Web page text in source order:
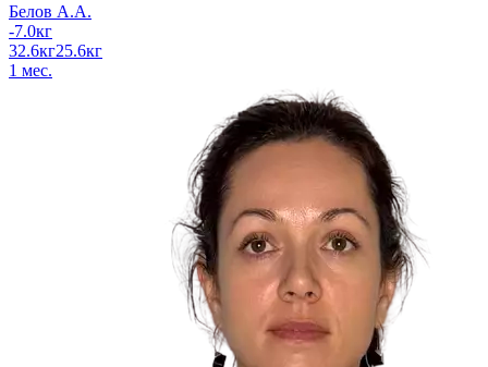
Белов А.А.
-7.0кг
32.6кг25.6кг
1 мес.